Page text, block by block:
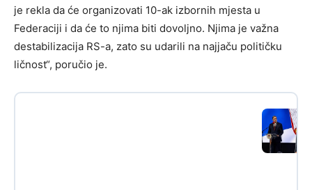
je rekla da će organizovati 10-ak izbornih mjesta u
Federaciji i da će to njima biti dovoljno. Njima je važna
destabilizacija RS-a, zato su udarili na najjaču političku
ličnost“, poručio je.